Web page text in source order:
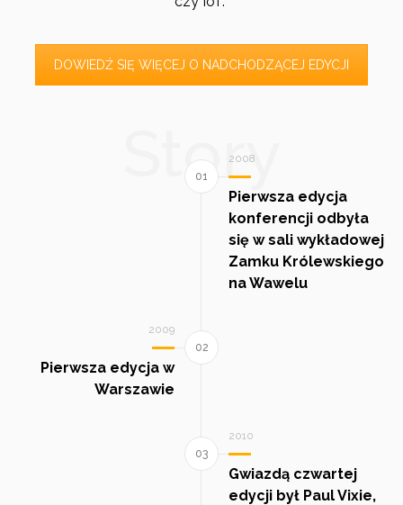
DOWIEDŹ SIĘ WIĘCEJ O NADCHODZĄCEJ EDYCJI
Story
2008
Pierwsza edycja
konferencji odbyła
się w sali wykładowej
Zamku Królewskiego
na Wawelu
2009
Pierwsza edycja w
Warszawie
2010
Gwiazdą czwartej
edycji był Paul Vixie,